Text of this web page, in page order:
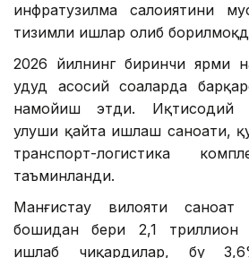
инфратузилма салоҳиятини
тизимли ишлар олиб
2026 йилнинг биринчи ярми
ҳудуд асосий соҳаларда
намойиш этди. Иқтисодий
улуши қайта ишлаш саноати,
транспорт-логистика
таъминланди.
Манғистау вилояти саноат
бошидан бери 2,1 триллион
ишлаб чиқардилар, бу